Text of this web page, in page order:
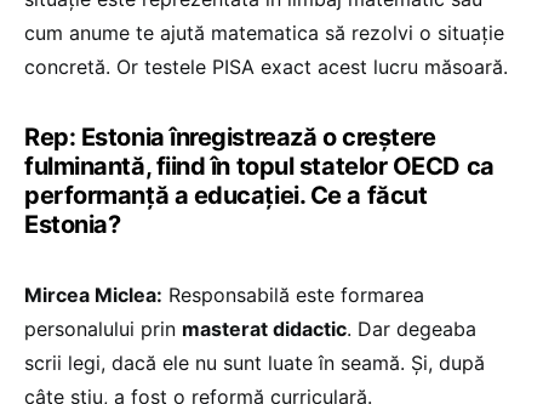
cum anume te ajută matematica să rezolvi o situație
concretă. Or testele PISA exact acest lucru măsoară.
Rep: Estonia înregistrează o creștere
fulminantă, fiind în topul statelor OECD ca
performanță a educației. Ce a făcut
Estonia?
Mircea Miclea: Responsabilă este formarea
personalului prin masterat didactic. Dar degeaba
scrii legi, dacă ele nu sunt luate în seamă. Și, după
câte știu, a fost o reformă curriculară.